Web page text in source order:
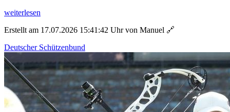
weiterlesen
Erstellt am 17.07.2026 15:41:42 Uhr von Manuel 🔗
Deutscher Schützenbund